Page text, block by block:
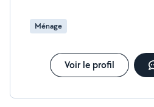
Ménage
Voir le profil